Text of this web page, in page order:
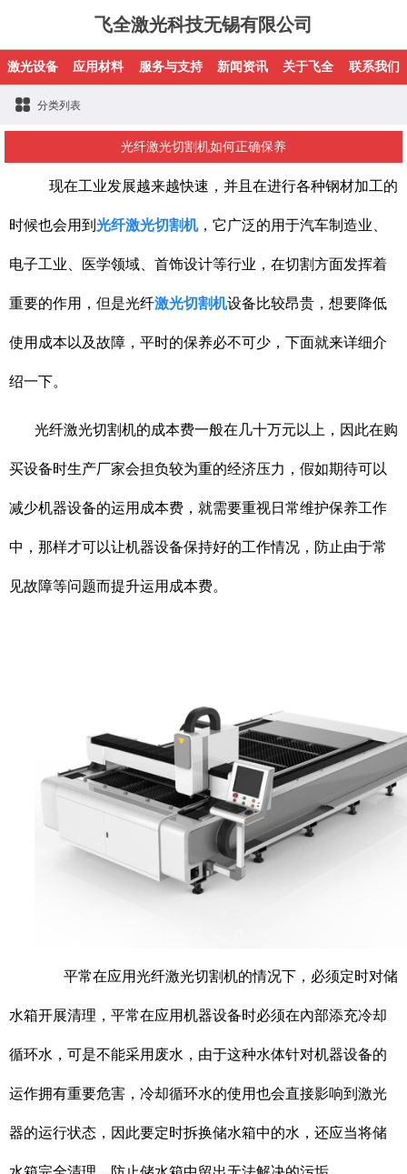
飞全激光科技无锡有限公司
激光设备 应用材料 服务与支持 新闻资讯 关于飞全 联系我们
分类列表
光纤激光切割机如何正确保养
现在工业发展越来越快速，并且在进行各种钢材加工的
时候也会用到 光纤激光切割机，它广泛的用于汽车制造业、
电子工业、医学领域、首饰设计等行业，在切割方面发挥着
重要的作用，但是光纤激光切割机设备比较昂贵，想要降低
使用成本以及故障，平时的保养必不可少，下面就来详细介
绍一下。
光纤激光切割机的成本费一般在几十万元以上，因此在购
买设备时生产厂家会担负较为重的经济压力，假如期待可以
减少机器设备的运用成本费，就需要重视日常维护保养工作
中，那样才可以让机器设备保持好的工作情况，防止由于常
见故障等问题而提升运用成本费。
平常在应用光纤激光切割机的情况下，必须定时对储
水箱开展清理，平常在应用机器设备时必须在內部添充冷却
循环水，可是不能采用废水，由于这种水体针对机器设备的
运作拥有重要危害，冷却循环水的使用也会直接影响到激光
器的运行状态，因此要定时拆换储水箱中的水，还应当将储